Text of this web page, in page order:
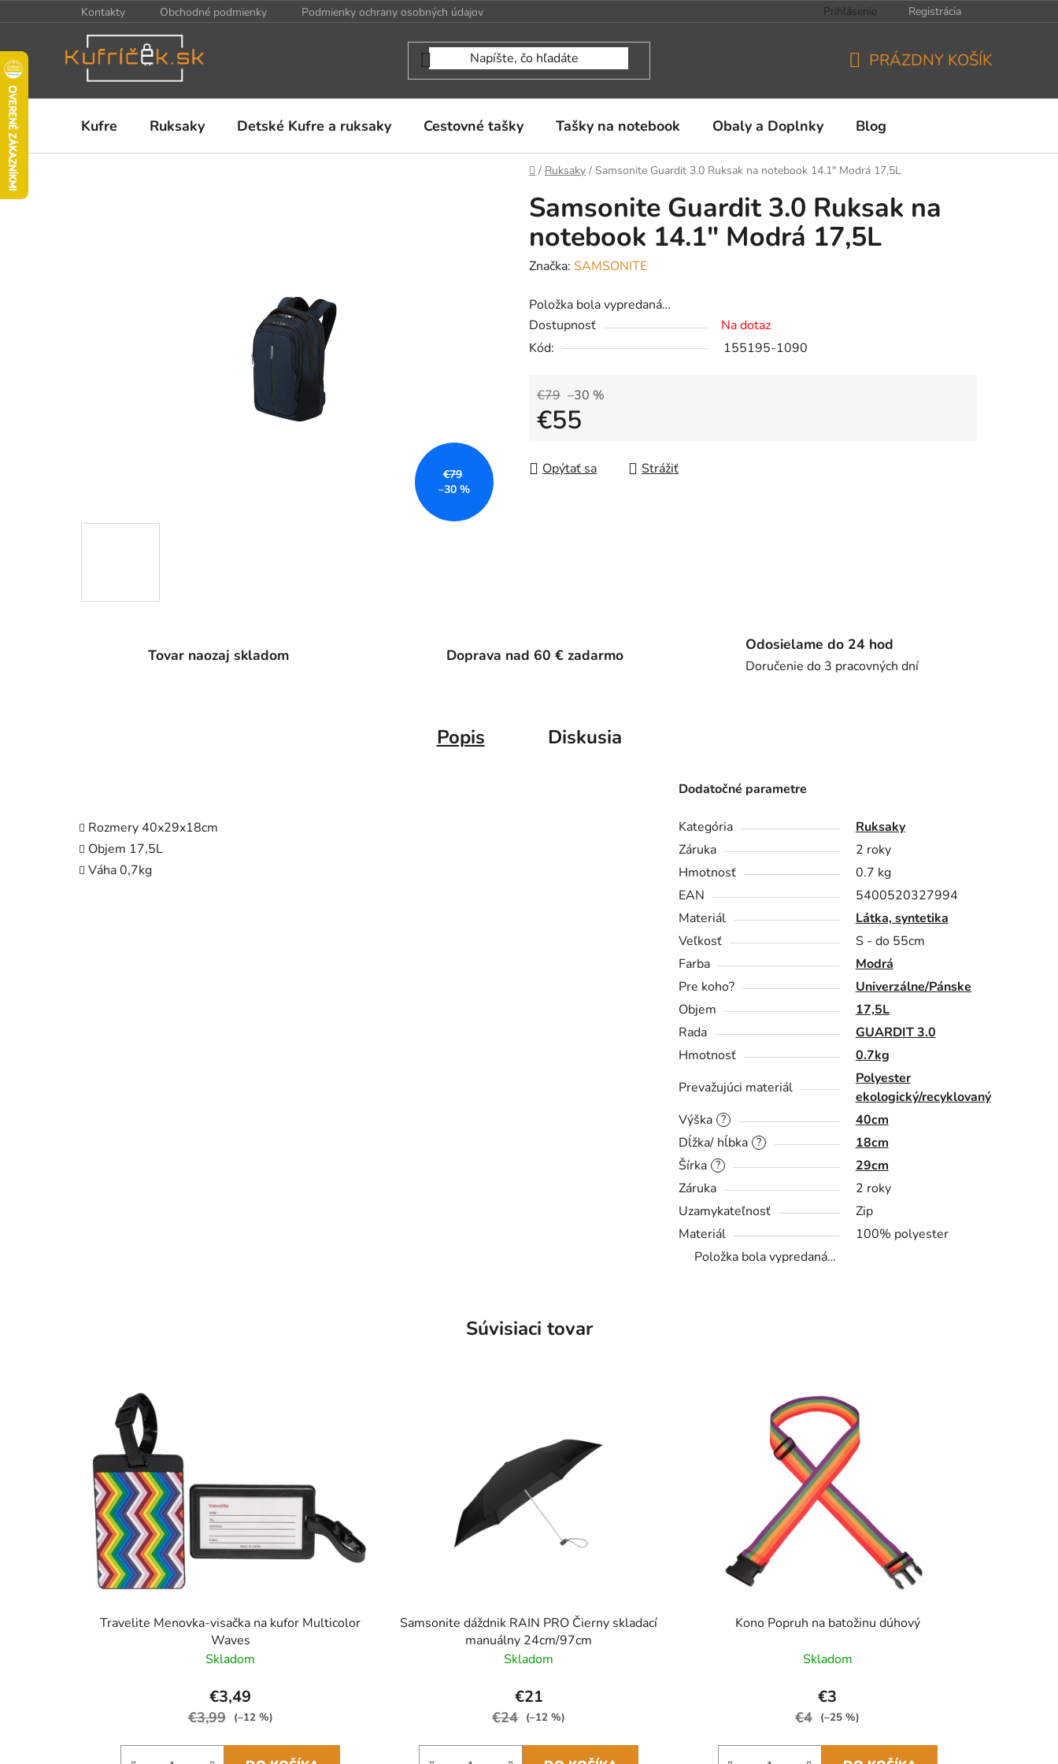
na
Kontakty Obchodné podmienky Podmienky ochrany osobných údajov Prihlásenie Registrácia
KOŠÍK
PRÁZDNY KOŠÍK
Kufre Ruksaky Detské Kufre a ruksaky Cestovné tašky Tašky na notebook Obaly a Doplnky Blog
Domov
/ Ruksaky / Samsonite Guardit 3.0 Ruksak na notebook 14.1" Modrá 17,5L
Samsonite Guardit 3.0 Ruksak na
notebook 14.1" Modrá 17,5L
Značka: SAMSONITE
Položka bola vypredaná…
Dostupnosť
Na dotaz
Kód:
155195-1090
€79 –30 %
€55
Opýtať sa
Strážiť
€79
–30 %
Tovar naozaj skladom Doprava nad 60 € zadarmo
Odosielame do 24 hod
Doručenie do 3 pracovných dní
Popis Diskusia
Rozmery 40x29x18cm
Objem 17,5L
Váha 0,7kg
Dodatočné parametre
Kategória
Ruksaky
Záruka
2 roky
Hmotnosť
0.7 kg
EAN
5400520327994
Materiál
Látka, syntetika
Veľkosť
S - do 55cm
Farba
Modrá
Pre koho?
Univerzálne/Pánske
Objem
17,5L
Rada
GUARDIT 3.0
Hmotnosť
0.7kg
Prevažujúci materiál
Polyester
ekologický/recyklovaný
?
Výška 40cm
?
Dĺžka/ hĺbka 18cm
?
Šírka
29cm
Záruka
2 roky
Uzamykateľnosť
Zip
Materiál
100% polyester
Položka bola vypredaná…
Súvisiaci tovar
Travelite Menovka-visačka na kufor Multicolor
Waves
Skladom
€3,49
€3,99 (–12 %)
Samsonite dáždnik RAIN PRO Čierny skladací
manuálny 24cm/97cm
Skladom
€21
€24 (–12 %)
Kono Popruh na batožinu dúhový
Skladom
€3
€4 (–25 %)